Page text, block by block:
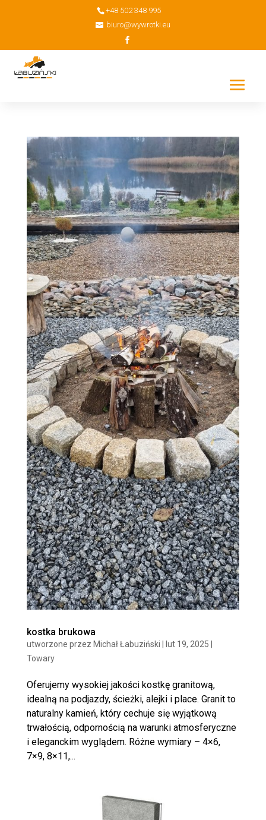
+48 502 348 995
biuro@wywrotki.eu
kostka brukowa
utworzone przez Michał Łabuziński lut 19, 2025
Towary
Oferujemy wysokiej jakości kostkę granitową,
idealną na podjazdy, ścieżki, alejki i place. Granit to
naturalny kamień, który cechuje się wyjątkową
trwałością, odpornością na warunki atmosferyczne
i eleganckim wyglądem. Różne wymiary – 4×6,
7×9, 8×11,...